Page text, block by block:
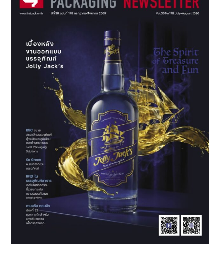
Out
ทักษะ
การ
ตลาด
และ
ออกแบบ
ภัณฑ์
ให้
กับ
ผู้
เข้า
รอบ
60
คน